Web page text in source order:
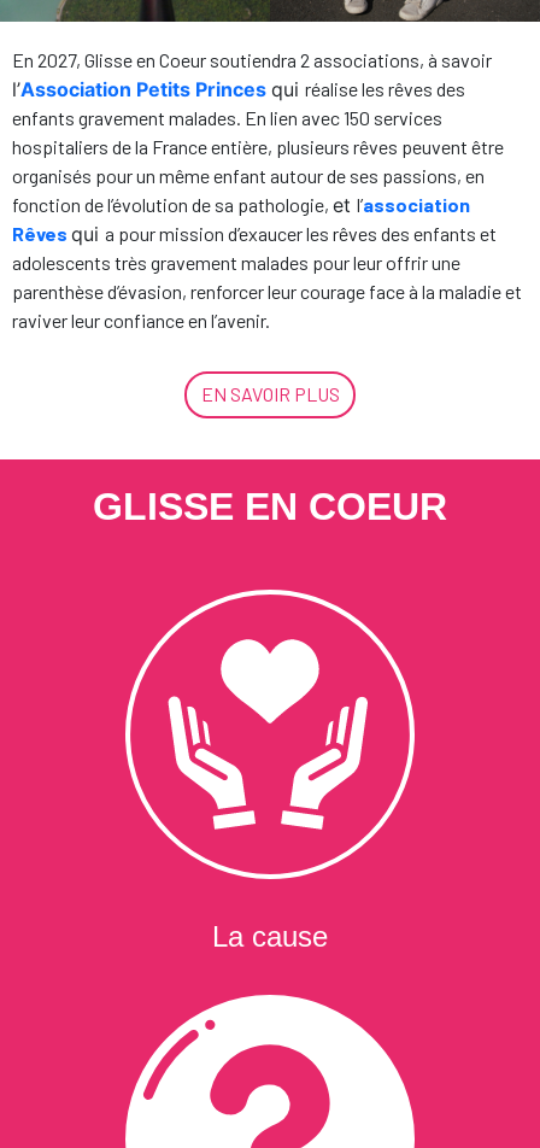
En 2027, Glisse en Coeur soutiendra 2 associations, à savoir
l’Association Petits Princes qui réalise les rêves des
enfants gravement malades. En lien avec 150 services
hospitaliers de la France entière, plusieurs rêves peuvent être
organisés pour un même enfant autour de ses passions, en
fonction de l’évolution de sa pathologie, et l’association
Rêves qui a pour mission d’exaucer les rêves des enfants et
adolescents très gravement malades pour leur offrir une
parenthèse d’évasion, renforcer leur courage face à la maladie et
raviver leur confiance en l’avenir.
EN SAVOIR PLUS
GLISSE EN COEUR
La cause